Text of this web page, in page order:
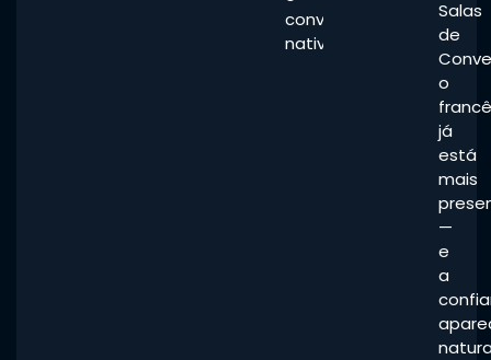
convidados
nativos.
Salas
de
o
já
está
mais
—
e
a